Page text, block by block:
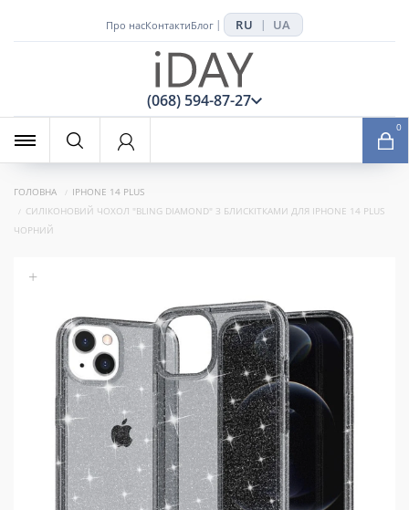
Про насКонтактиБлог | RU | UA
(068) 594-87-27
0
ГОЛОВНА
IPHONE 14 PLUS
СИЛІКОНОВИЙ ЧОХОЛ "BLING DIAMOND" З БЛИСКІТКАМИ ДЛЯ IPHONE 14 PLUS
ЧОРНИЙ
+